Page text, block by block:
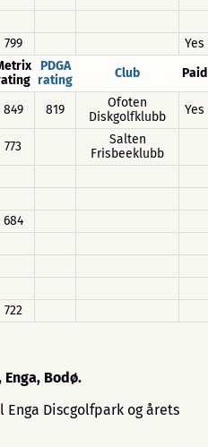
799
Yes
PDGA
rating
Club Paid
849 819
Ofoten
Diskgolfklubb
Yes
773
Salten
Frisbeeklubb
684
722
Bodø.
Discgolfpark og årets